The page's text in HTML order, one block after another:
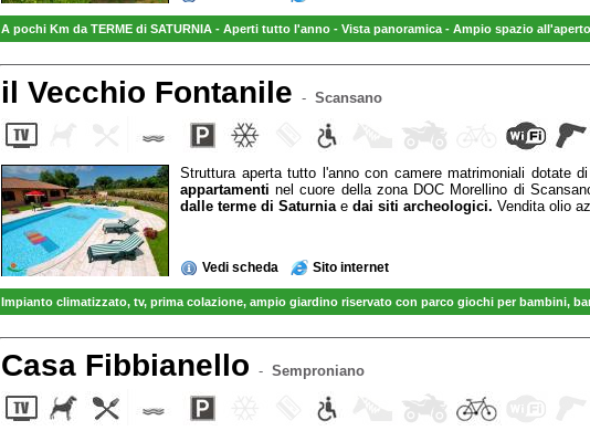
A pochi Km da TERME di SATURNIA - Aperti tutto l'anno - Vista panoramica - Ampio spazio
il Vecchio Fontanile - Scansano
Struttura aperta tutto l'anno con camere matrimoniali dotate
appartamentinel cuore della zona DOC Morellino di
dalle terme di Saturnia e dai siti archeologici. Vendita olio
Vedi scheda Sito internet
Impianto climatizzato, tv, prima colazione, ampio giardino riservato con parco giochi per bambini,
Casa Fibbianello - Semproniano